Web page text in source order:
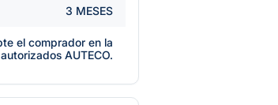
3 MESES
el comprador en la
AUTECO.